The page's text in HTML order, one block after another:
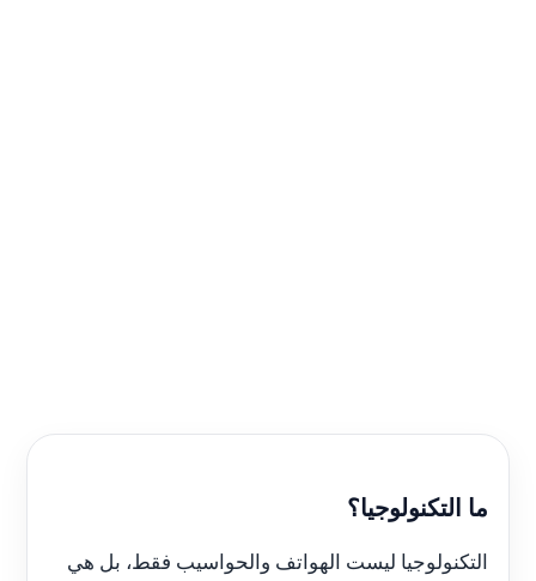
ما التكنولوجيا؟
التكنولوجيا ليست الهواتف والحواسيب فقط، بل هي